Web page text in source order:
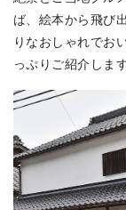
ば、絵本から飛び
りなおしゃれでお
っぷりご紹介します